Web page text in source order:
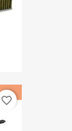
favorite_border